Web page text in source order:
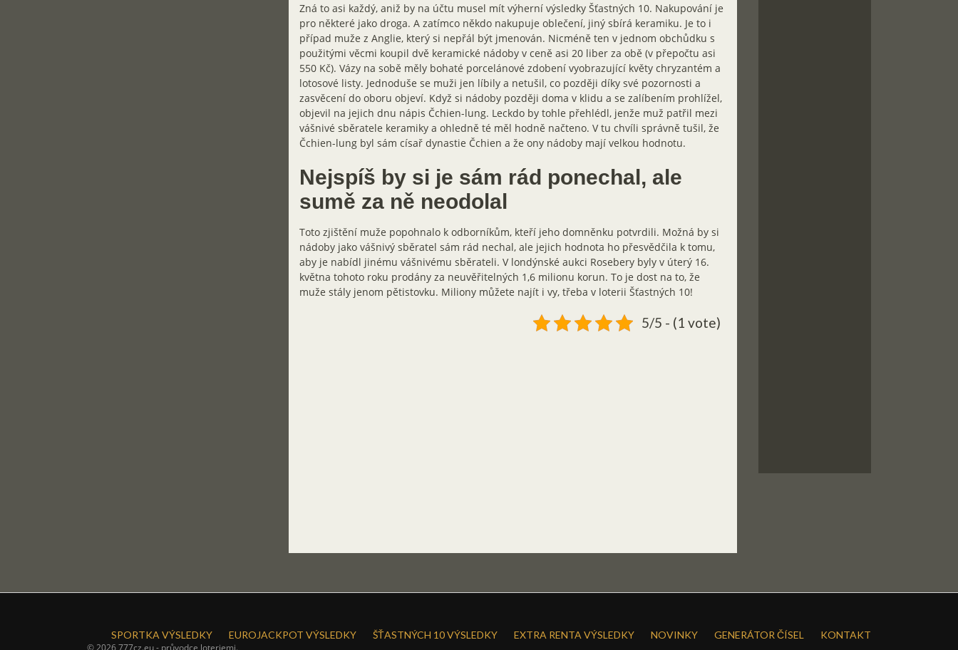
Zná to asi každý, aniž by na účtu musel mít výherní výsledky Šťastných 10. Nakupování je
pro některé jako droga. A zatímco někdo nakupuje oblečení, jiný sbírá keramiku. Je to i
případ muže z Anglie, který si nepřál být jmenován. Nicméně ten v jednom obchůdku s
použitými věcmi koupil dvě keramické nádoby v ceně asi 20 liber za obě (v přepočtu asi
550 Kč). Vázy na sobě měly bohaté porcelánové zdobení vyobrazující květy chryzantém a
lotosové listy. Jednoduše se muži jen líbily a netušil, co později díky své pozornosti a
zasvěcení do oboru objeví. Když si nádoby později doma v klidu a se zalíbením prohlížel,
objevil na jejich dnu nápis Čchien-lung. Leckdo by tohle přehlédl, jenže muž patřil mezi
vášnivé sběratele keramiky a ohledně té měl hodně načteno. V tu chvíli správně tušil, že
Čchien-lung byl sám císař dynastie Čchien a že ony nádoby mají velkou hodnotu.
Nejspíš by si je sám rád ponechal, ale
sumě za ně neodolal
Toto zjištění muže popohnalo k odborníkům, kteří jeho domněnku potvrdili. Možná by si
nádoby jako vášnivý sběratel sám rád nechal, ale jejich hodnota ho přesvědčila k tomu,
aby je nabídl jinému vášnivému sběrateli. V londýnské aukci Rosebery byly v úterý 16.
května tohoto roku prodány za neuvěřitelných 1,6 milionu korun. To je dost na to, že
muže stály jenom pětistovku. Miliony můžete najít i vy, třeba v loterii Šťastných 10!
5/5 - (1 vote)
SPORTKA VÝSLEDKY EUROJACKPOT VÝSLEDKY ŠŤASTNÝCH 10 VÝSLEDKY EXTRA RENTA VÝSLEDKY NOVINKY GENERÁTOR ČÍSEL
KONTAKT
© 2026 777cz.eu - průvodce loteriemi.